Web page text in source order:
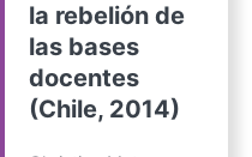
la rebelión de
las bases
docentes
(Chile, 2014)